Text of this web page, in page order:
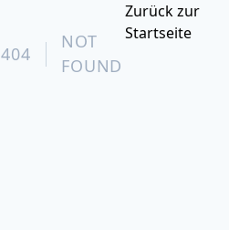
404
NOT
FOUND
Zurück zur
Startseite